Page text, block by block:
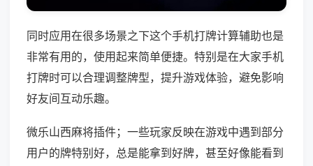
同时应用在很多场景之下这个手机打牌计算辅助也是
非常有用的，使用起来简单便捷。特别是在大家手机
打牌时可以合理调整牌型，提升游戏体验，避免影响
好友间互动乐趣。
微乐山西麻将插件；一些玩家反映在游戏中遇到部分
用户的牌特别好，总是能拿到好牌，甚至好像能看到